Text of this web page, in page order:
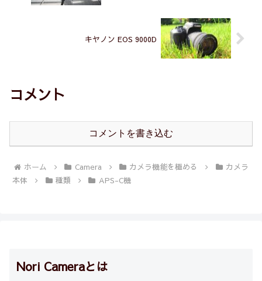
キヤノン EOS 9000D
コメント
コメントを書き込む
ホーム Camera カメラ機能を極める
カメラ
本体
種類 APS-C機
Nori Cameraとは